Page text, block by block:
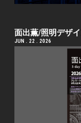
面出薫/照明デザ
JUN . 22 . 2026